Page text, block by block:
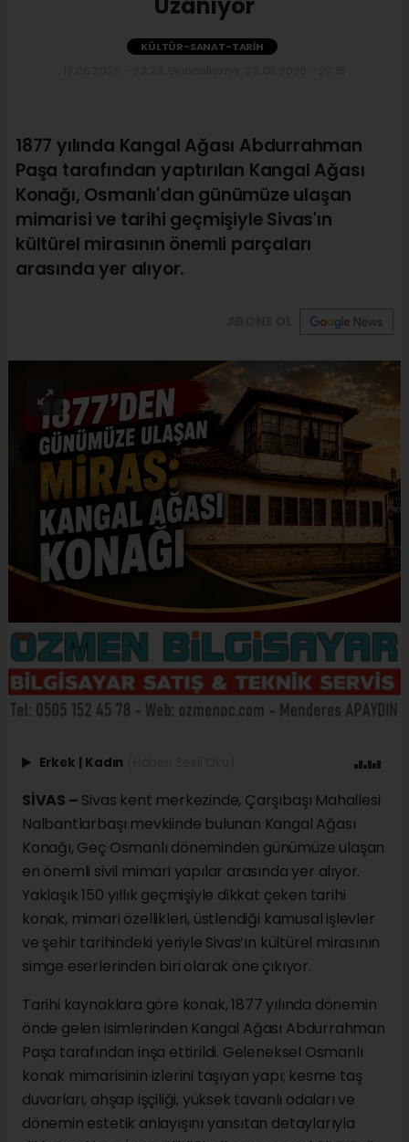
Uzanıyor
KÜLTÜR-SANAT-TARIH
1877 yılında Kangal Ağası Abdurrahman
Paşa tarafından yaptırılan Kangal Ağası
Konağı, Osmanlı'dan günümüze ulaşan
mimarisi ve tarihi geçmişiyle Sivas'ın
kültürel mirasının önemli parçaları
arasında yer alıyor.
Erkek Kadın
SİVAS – Sivas kent merkezinde, Çarşıbaşı Mahallesi
Nalbantlarbaşı mevkiinde bulunan Kangal Ağası
Konağı, Geç Osmanlı döneminden günümüze ulaşan
en önemli sivil mimari yapılar arasında yer alıyor.
Yaklaşık 150 yıllık geçmişiyle dikkat çeken tarihi
konak, mimari özellikleri, üstlendiği kamusal işlevler
ve şehir tarihindeki yeriyle Sivas’ın kültürel mirasının
simge eserlerinden biri olarak öne çıkıyor.
Tarihi kaynaklara göre konak, 1877 yılında dönemin
önde gelen isimlerinden Kangal Ağası Abdurrahman
Paşa tarafından inşa ettirildi. Geleneksel Osmanlı
konak mimarisinin izlerini taşıyan yapı; kesme taş
duvarları, ahşap işçiliği, yüksek tavanlı odaları ve
dönemin estetik anlayışını yansıtan detaylarıyla